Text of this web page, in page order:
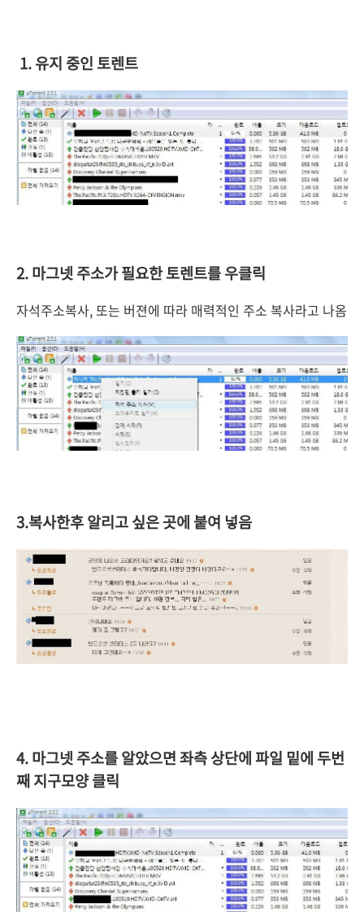
1. 유지 중인 토렌트
2. 마그넷 주소가 필요한 토렌트를 우클릭
자석주소복사, 또는 버젼에 따라 매력적인 주소 복사라고 나옴
3.복사한후 알리고 싶은 곳에 붙여 넣음
4. 마그넷 주소를 알았으면 좌측 상단에 파일 밑에 두번
째 지구모양 클릭